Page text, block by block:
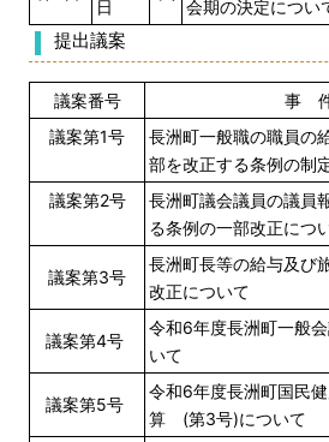
日
会期の決定につい
提出議案
議案番号
事
議案第1号
長洲町一般職の職員の
部を改正する条例の制
議案第2号
長洲町議会議員の議員
る条例の一部改正につ
議案第3号
長洲町長等の給与及び
改正について
議案第4号
令和6年度長洲町一般
いて
議案第5号
令和6年度長洲町国民
算 (第3号)について